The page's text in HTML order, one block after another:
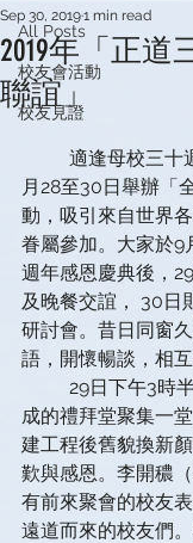
All Posts
校友會活動
校友見證
2019年「正道
聯誼」
Sep 30, 20191 min read
月28至30日舉辦「
動，吸引來自世界
眷屬參加。大家於9
週年感恩慶典後，
及晚餐交誼， 30日
研討會。昔日同窗
語，開懷暢談，相
成的禮拜堂聚集一
建工程後舊貌換新
歎與感恩。李開穠
有前來聚會的校友
遠道而來的校友們